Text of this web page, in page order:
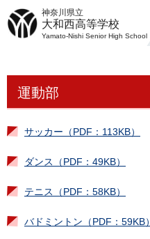
神奈川県立
大和西高等学校
Yamato-Nishi Senior High School
運動部
サッカー（PDF：113KB）
ダンス（PDF：49KB）
テニス（PDF：58KB）
バドミントン（PDF：59KB）